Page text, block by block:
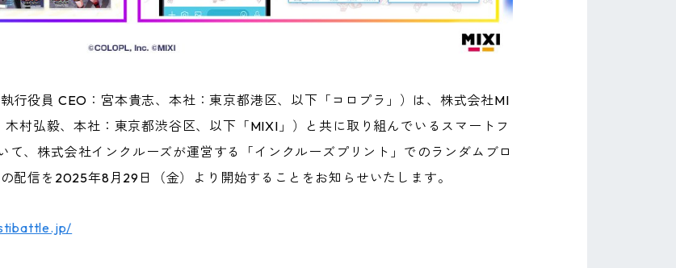
行役員 CEO：宮本貴志、本社：東京都港区、以下「コロプラ」）は、株式会社MI
村弘毅、本社：東京都渋谷区、以下「MIXI」）と共に取り組んでいるスマートフ
て、株式会社インクルーズが運営する「インクルーズプリント」でのランダムブロ
配信を2025年8月29日（金）より開始することをお知らせいたします。